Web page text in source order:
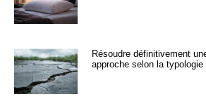
Résoudre définitivement
approche selon la